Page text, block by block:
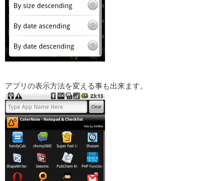
アプリの表示方法を変える事も出来ます。